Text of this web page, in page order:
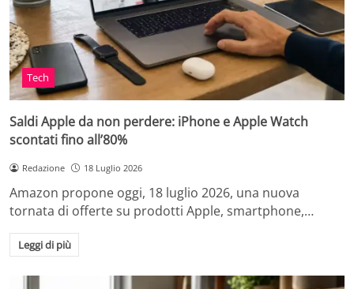
Tech
Saldi Apple da non perdere: iPhone e Apple Watch
scontati fino all’80%
Redazione 18 Luglio 2026
Amazon propone oggi, 18 luglio 2026, una nuova
tornata di offerte su prodotti Apple, smartphone,…
Leggi di più